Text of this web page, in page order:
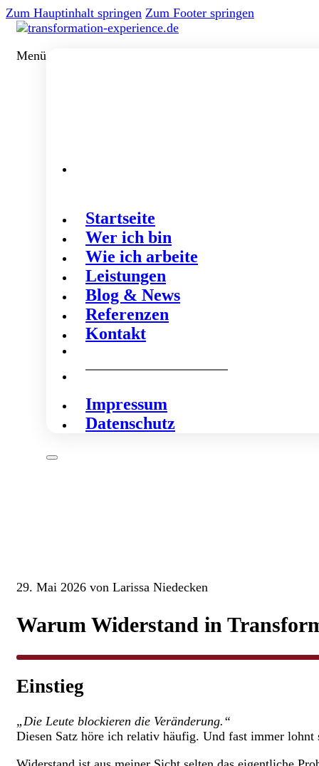
Zum Hauptinhalt springen Zum Footer springen
Menü
Startseite
Wer ich bin
Wie ich arbeite
Leistungen
Blog & News
Referenzen
Kontakt
Impressum
Datenschutz
29. Mai 2026 von Larissa Niedecken
Warum Widerstand in
Einstieg
„Die Leute blockieren die Veränderung.“
Diesen Satz höre ich relativ häufig. Und fast immer